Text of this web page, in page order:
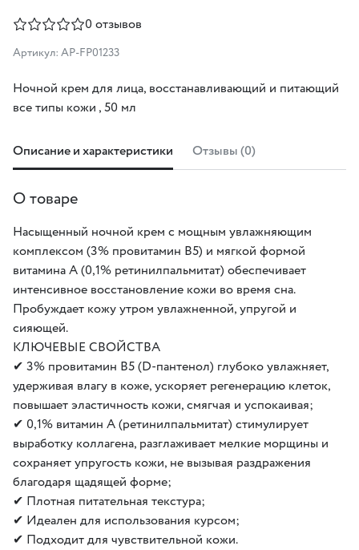
0 отзывов
Артикул: AP-FP01233
Ночной крем для лица, восстанавливающий и питающий
все типы кожи , 50 мл
Описание и характеристики Отзывы (0)
О товаре
Насыщенный ночной крем с мощным увлажняющим
комплексом (3% провитамин В5) и мягкой формой
витамина А (0,1% ретинилпальмитат) обеспечивает
интенсивное восстановление кожи во время сна.
Пробуждает кожу утром увлажненной, упругой и
сияющей.
КЛЮЧЕВЫЕ СВОЙСТВА
✔ 3% провитамин В5 (D-пантенол) глубоко увлажняет,
удерживая влагу в коже, ускоряет регенерацию клеток,
повышает эластичность кожи, смягчая и успокаивая;
✔ 0,1% витамин А (ретинилпальмитат) стимулирует
выработку коллагена, разглаживает мелкие морщины и
сохраняет упругость кожи, не вызывая раздражения
благодаря щадящей форме;
✔ Плотная питательная текстура;
✔ Идеален для использования курсом;
✔ Подходит для чувствительной кожи.